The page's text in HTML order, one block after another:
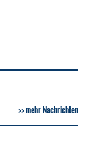
mehr Nachrichten